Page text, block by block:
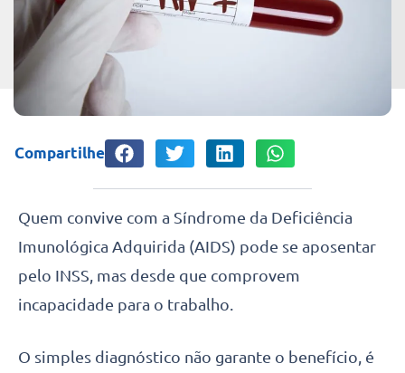
Compartilhe
Quem convive com a Síndrome da Deficiência
Imunológica Adquirida (AIDS) pode se aposentar
pelo INSS, mas desde que comprovem
incapacidade para o trabalho.
O simples diagnóstico não garante o benefício, é